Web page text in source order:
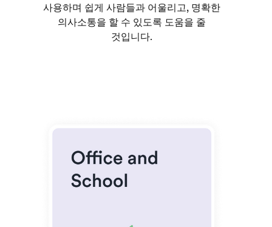
사용하며 쉽게 사람들과 어울리고, 명확한
의사소통을 할 수 있도록 도움을 줄
것입니다.